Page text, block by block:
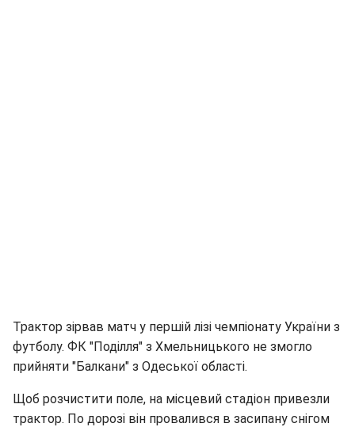
Трактор зірвав матч у першій лізі чемпіонату України з
футболу. ФК "Поділля" з Хмельницького не змогло
прийняти "Балкани" з Одеської області.
Щоб розчистити поле, на місцевий стадіон привезли
трактор. По дорозі він провалився в засипану снігом